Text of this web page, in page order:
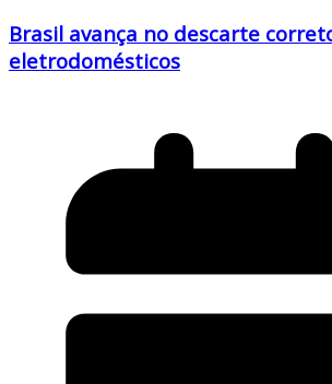
Brasil avança no descarte
eletrodomésticos